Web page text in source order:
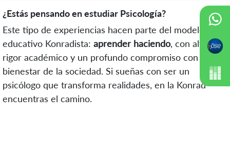
¿Estás pensando en estudiar Psicología?
Este tipo de experiencias hacen parte del modelo
educativo Konradista: aprender haciendo, con alto
rigor académico y un profundo compromiso con el
bienestar de la sociedad. Si sueñas con ser un
psicólogo que transforma realidades, en la Konrad
encuentras el camino.